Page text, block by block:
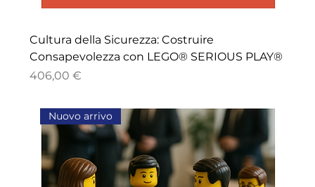
Cultura della Sicurezza: Costruire
Consapevolezza con LEGO® SERIOUS PLAY®
Price
406,00 €
Nuovo arrivo